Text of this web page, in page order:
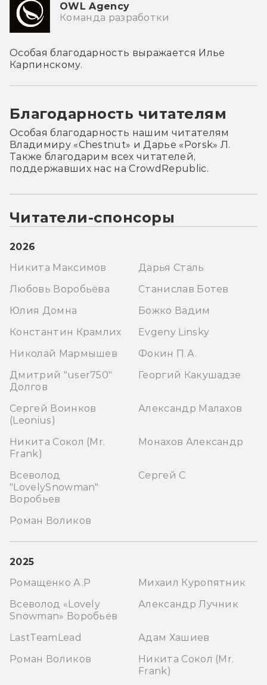
OWL Agency
Команда разработки
Особая благодарность выражается Илье
Карпинскому.
Благодарность читателям
Особая благодарность нашим читателям
Владимиру «Chestnut» и Дарье «Porsk» Л.
Также благодарим всех читателей,
поддержавших нас на CrowdRepublic.
Читатели-спонсоры
2026
Никита Максимов
Дарья Сталь
Любовь Воробьёва
Станислав Ботев
Юлия Домна
Божко Вадим
Константин Крамлих
Evgeny Linsky
Николай Мармышев
Фокин П.А.
Дмитрий "user750"
Долгов
Георгий Какушадзе
Сергей Воинков
(Leonius)
Александр Малахов
Никита Сокол (Mr.
Frank)
Монахов Александр
Всеволод
"LovelySnowman"
Воробьев
Сергей С
Роман Воликов
2025
Ромащенко А.Р
Михаил Куропятник
Всеволод «Lovely
Snowman» Воробьёв
Александр Лучник
LastTeamLead
Адам Хашиев
Роман Воликов
Никита Сокол (Mr.
Frank)